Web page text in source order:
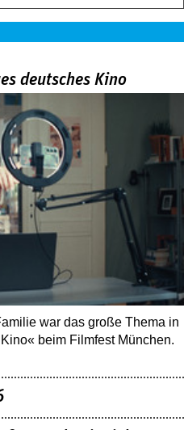
deutsches Kino
war das große Thema in
beim Filmfest München.